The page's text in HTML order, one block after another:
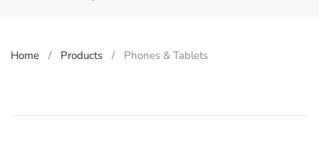
Home Products Phones & Tablets